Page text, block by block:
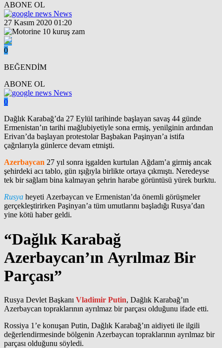
ABONE OL
News
27 Kasım 2020 01:20
0
BEĞENDİM
ABONE OL
News
0
Dağlık Karabağ’da 27 Eylül tarihinde başlayan savaş 44 günde
Ermenistan’ın tarihi mağlubiyetiyle sona ermiş, yenilginin ardından
Erivan’da başlayan protestolar Başbakan Paşinyan’a istifa
çağrılarıyla günlerce devam etmişti.
Azerbaycan 27 yıl sonra işgalden kurtulan Ağdam’a girmiş ancak
şehirdeki acı tablo, gün ışığıyla birlikte ortaya çıkmıştı. Neredeyse
tek bir sağlam bina kalmayan şehrin harabe görüntüsü yürek burktu.
Rusya heyeti Azerbaycan ve Ermenistan’da önemli görüşmeler
gerçekleştirirken Paşinyan’a tüm umutlarını başladığı Rusya’dan
yine kötü haber geldi.
“Dağlık Karabağ
Azerbaycan’ın Ayrılmaz Bir
Parçası”
Rusya Devlet Başkanı Vladimir Putin, Dağlık Karabağ’ın
Azerbaycan topraklarının ayrılmaz bir parçası olduğunu ifade etti.
Rossiya 1’e konuşan Putin, Dağlık Karabağ’ın aidiyeti ile ilgili
değerlendirmesinde bölgenin Azerbaycan topraklarının ayrılmaz bir
parçası olduğunu söyledi.